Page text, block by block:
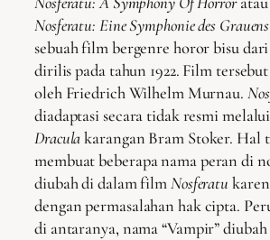
Nosferatu: Eine Symphonie des
sebuah film bergenre horor bisu
dirilis pada tahun 1922. Film
oleh Friedrich Wilhelm Murnau.
diadaptasi secara tidak resmi
Draculakarangan Bram Stoker. Hal
membuat beberapa nama peran di
diubah di dalam filmNosferatu
dengan permasalahan hak cipta.
di antaranya, nama “Vampir”